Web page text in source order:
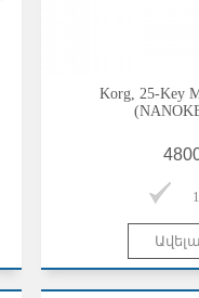
Korg, 25-Key
1